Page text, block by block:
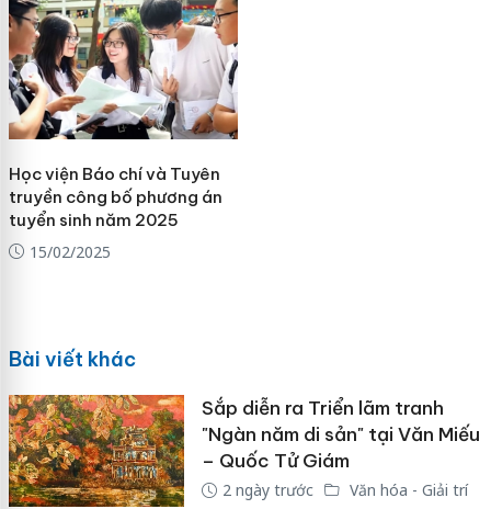
Học viện Báo chí và Tuyên
truyền công bố phương án
tuyển sinh năm 2025
15/02/2025
Bài viết khác
Sắp diễn ra Triển lãm tranh
"Ngàn năm di sản" tại Văn Miếu
– Quốc Tử Giám
2 ngày trước Văn hóa - Giải trí